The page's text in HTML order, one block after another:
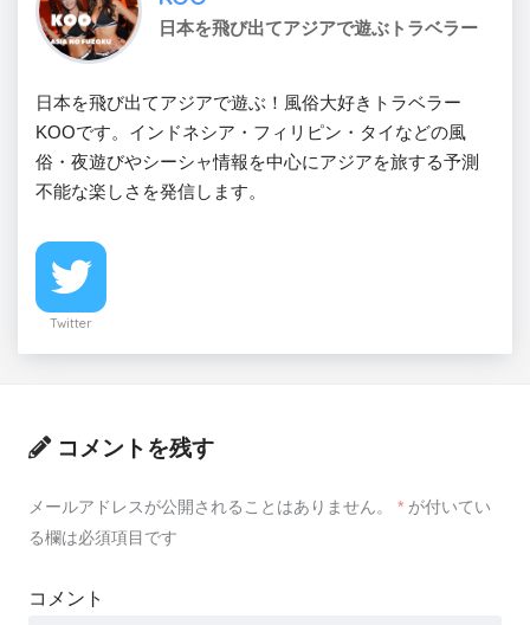
日本を飛び出てアジアで遊ぶトラベラー
日本を飛び出てアジアで遊ぶ！風俗大好きトラベラー
KOOです。インドネシア・フィリピン・タイなどの風
俗・夜遊びやシーシャ情報を中心にアジアを旅する予測
不能な楽しさを発信します。
Twitter
コメントを残す
メールアドレスが公開されることはありません。 * が付いてい
る欄は必須項目です
コメント